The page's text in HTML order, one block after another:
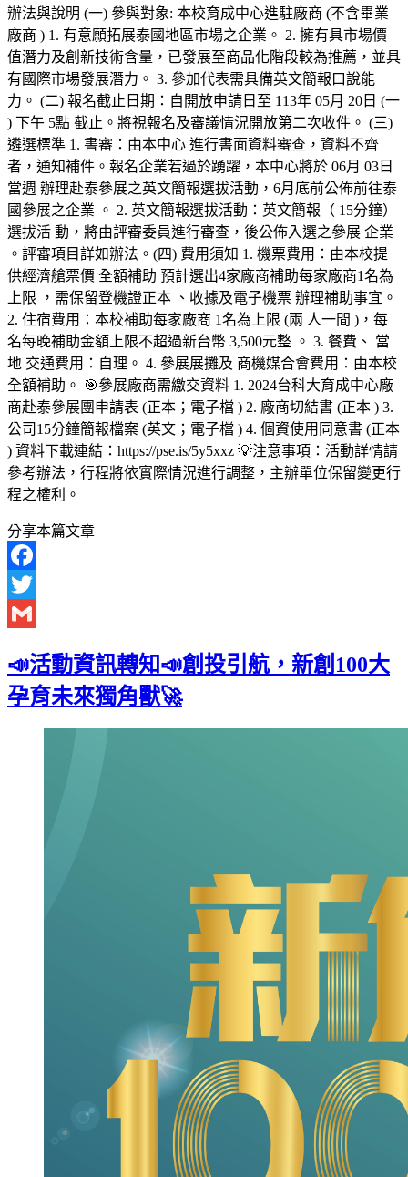
辦法與說明 (一) 參與對象: 本校育成中心進駐廠商 (不含畢業
廠商 ) 1. 有意願拓展泰國地區市場之企業。 2. 擁有具市場價
值潛力及創新技術含量，已發展至商品化階段較為推薦，並具
有國際市場發展潛力。 3. 參加代表需具備英文簡報口說能
力。 (二) 報名截止日期：自開放申請日至 113年 05月 20日 (一
) 下午 5點 截止。將視報名及審議情況開放第二次收件。 (三)
遴選標準 1. 書審：由本中心 進行書面資料審查，資料不齊
者，通知補件。報名企業若過於踴躍，本中心將於 06月 03日
當週 辦理赴泰參展之英文簡報選拔活動，6月底前公佈前往泰
國參展之企業 。 2. 英文簡報選拔活動：英文簡報（ 15分鐘）
選拔活 動，將由評審委員進行審查，後公佈入選之參展 企業
。評審項目詳如辦法。(四) 費用須知 1. 機票費用：由本校提
供經濟艙票價 全額補助 預計選出4家廠商補助每家廠商1名為
上限 ，需保留登機證正本 、收據及電子機票 辦理補助事宜。
2. 住宿費用：本校補助每家廠商 1名為上限 (兩 人一間 )，每
名每晚補助金額上限不超過新台幣 3,500元整 。 3. 餐費、 當
地 交通費用：自理。 4. 參展展攤及 商機媒合會費用：由本校
全額補助。 🎯參展廠商需繳交資料 1. 2024台科大育成中心廠
商赴泰參展團申請表 (正本；電子檔 ) 2. 廠商切結書 (正本 ) 3.
公司15分鐘簡報檔案 (英文；電子檔 ) 4. 個資使用同意書 (正本
) 資料下載連結：https://pse.is/5y5xxz 💡注意事項：活動詳情請
參考辦法，行程將依實際情況進行調整，主辦單位保留變更行
程之權利。
分享本篇文章
Facebook
Twitter
📣活動資訊轉知📣創投引航，新創100大
孕育未來獨角獸🚀